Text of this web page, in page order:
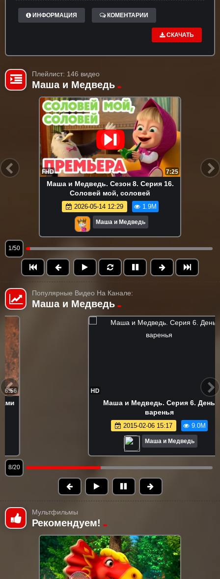
ИНФОРМАЦИЯ КОМЕНТАРИИ
СКАЧАТЬ
Плейлист: 146 видео
Маша и Медведь
FHD 7:25
Маша и Медведь. Сезон 8. Серия 16.
Соловей мой, соловей
2026-05-14 12:29 1.9M
Маша и Медведь
1/50
Популярные Видео На Канале:
Маша и Медведь
2015-02-06 15:17 9.0M
Маша и Медведь
9/20
Мультфильмы
Рекомендуем!